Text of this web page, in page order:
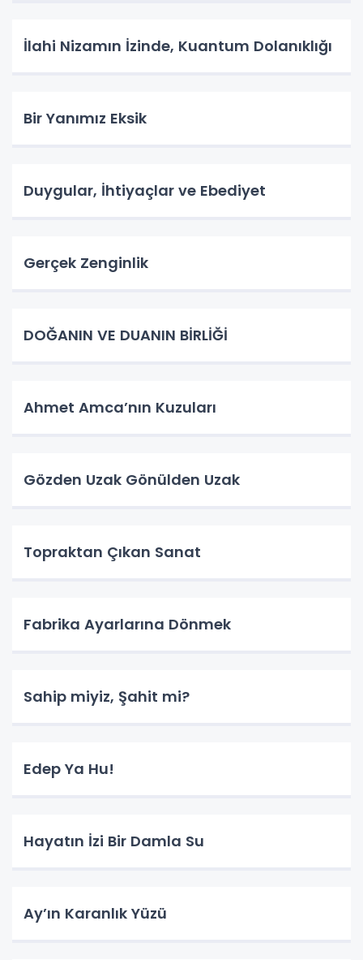
İlahi Nizamın İzinde, Kuantum Dolanıklığı
Bir Yanımız Eksik
Duygular, İhtiyaçlar ve Ebediyet
Gerçek Zenginlik
DOĞANIN VE DUANIN BİRLİĞİ
Ahmet Amca’nın Kuzuları
Gözden Uzak Gönülden Uzak
Topraktan Çıkan Sanat
Fabrika Ayarlarına Dönmek
Sahip miyiz, Şahit mi?
Edep Ya Hu!
Hayatın İzi Bir Damla Su
​Ay’ın Karanlık Yüzü